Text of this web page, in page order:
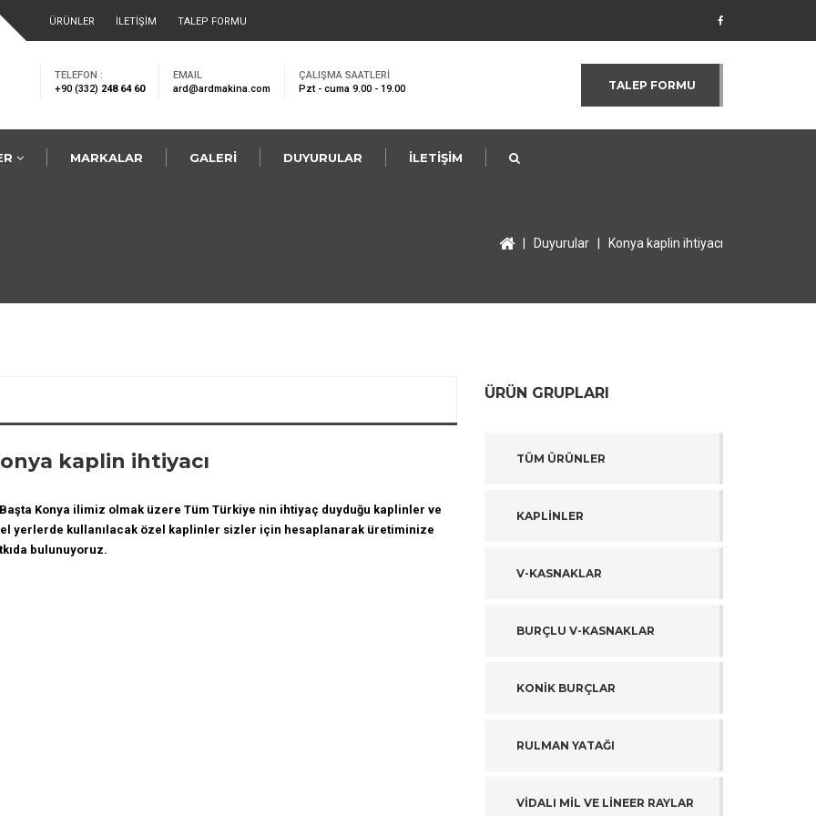
ÜRÜNLER İLETİŞİM TALEP FORMU
TELEFON :
+90 (332) 248 64 60
EMAIL
ard@ardmakina.com
ÇALIŞMA SAATLERİ
Pzt - cuma 9.00 - 19.00
TALEP FORMU
V-KASNAKLAR
YATAĞI
BURÇLAR
GERGİ RAYLARI
MARKALAR GALERİ DUYURULAR İLETİŞİM
| Duyurular Konya kaplin ihtiyacı
kaplin ihtiyacı
Konya ilimiz olmak üzere Tüm Türkiye nin ihtiyaç duyduğu kaplinler ve
yerlerde kullanılacak özel kaplinler sizler için hesaplanarak üretiminize
bulunuyoruz.
ÜRÜN GRUPLARI
TÜM ÜRÜNLER
KAPLİNLER
V-KASNAKLAR
BURÇLU V-KASNAKLAR
KONİK BURÇLAR
RULMAN YATAĞI
VİDALI MİL VE LİNEER RAYLAR